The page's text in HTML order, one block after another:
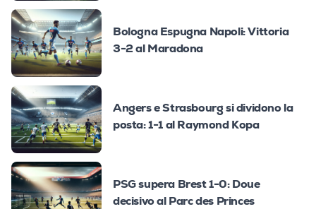
Bologna Espugna Napoli: Vittoria
3-2 al Maradona
Angers e Strasbourg si dividono la
posta: 1-1 al Raymond Kopa
PSG supera Brest 1-0: Doue
decisivo al Parc des Princes